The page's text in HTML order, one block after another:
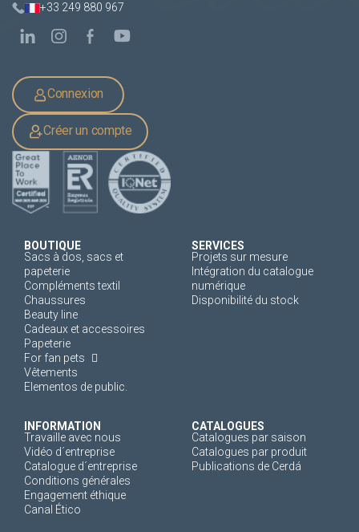
+33 249 880 967
Connexion
Créer un compte
BOUTIQUE
Sacs à dos, sacs et
papeterie
Compléments textil
Chaussures
Beauty line
Cadeaux et accessoires
Papeterie
For fan pets
Vêtements
Elementos de public.
SERVICES
Projets sur mesure
Intégration du catalogue
numérique
Disponibilité du stock
INFORMATION
Travaille avec nous
Vidéo d´entreprise
Catalogue d´entreprise
Conditions générales
Engagement éthique
Canal Ético
CATALOGUES
Catalogues par saison
Catalogues par produit
Publications de Cerdá